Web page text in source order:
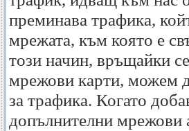
преминава трафика,
мрежата, към която е
този начин, връщайки
мрежови карти, можем
за трафика. Когато
допълнителни мрежови